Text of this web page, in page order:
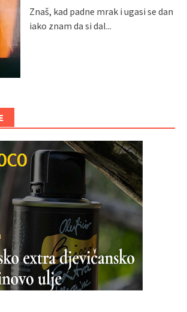
Znaš, kad padne mrak i ugasi se dan
iako znam da si dal...